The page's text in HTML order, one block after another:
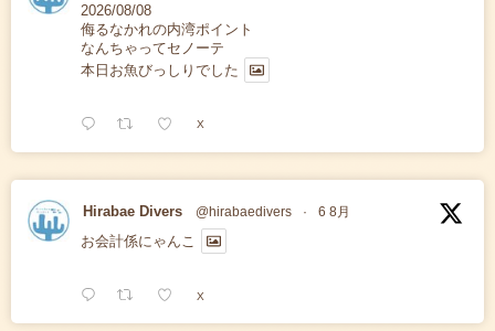
2026/08/08
侮るなかれの内湾ポイント
なんちゃってセノーテ
本日お魚びっしりでした
X
Hirabae Divers @hirabaedivers · 6 8月
お会計係にゃんこ
X